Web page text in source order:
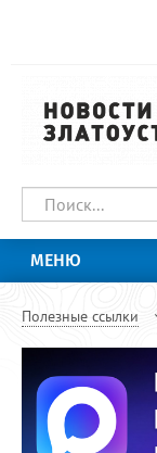
МЕНЮ
Полезные ссылки